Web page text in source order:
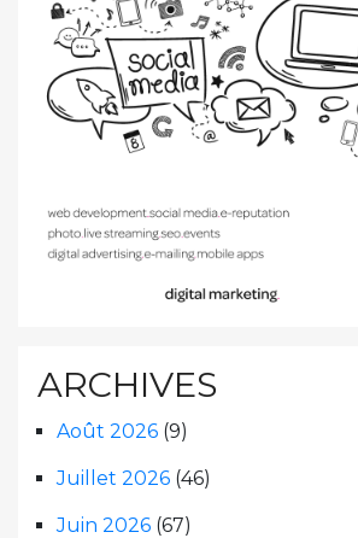
ARCHIVES
Août 2026 (9)
Juillet 2026 (46)
Juin 2026 (67)